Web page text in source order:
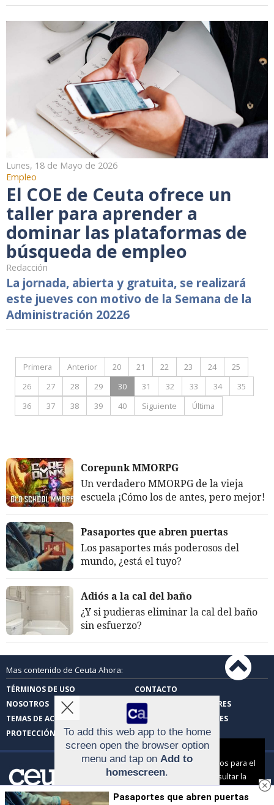
Lunes, 18 de Mayo de 2026
Empleo
El COE de Ceuta ofrece un
taller para aprender a
dominar las plataformas de
búsqueda de empleo
Redacción
La jornada, abierta y gratuita, se realizará
este jueves con motivo de la Semana de la
Administración 20226
Primera Anterior 20 21 22 23 24
25
26
27 28 29 30 31 32 33 34
35
36
37 38 39 40 Siguiente Última
Corepunk MMORPG
Un verdadero MMORPG de la vieja
escuela ¡Cómo los de antes, pero mejor!
Pasaportes que abren puertas
Los pasaportes más poderosos del
mundo, ¿está el tuyo?
Adiós a la cal del baño
¿Y si pudieras eliminar la cal del baño
sin esfuerzo?
Mas contenido de Ceuta Ahora:
TÉRMINOS DE USO
CONTACTO
NOSOTROS
CARTAS DE LOS LECTORES
TEMAS DE ACTUALIDAD
FOTOS DE LOS LECTORES
PROTECCIÓN DE DATOS
Pasaportes que abren puertas
To add this web app to the home
screen open the browser option
menu and tap on Add to
homescreen.
The menu can be accessed by pressing
the menu hardware button if your device
Aviso sobre el Uso de cookies:
Utilizamos cookies nuestras y de terceros para el
funcionamiento del digital. Puedes consultar la
lista de cookies y como desconectarlas.